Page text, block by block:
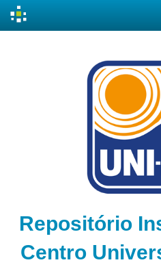
Repositório
Centro